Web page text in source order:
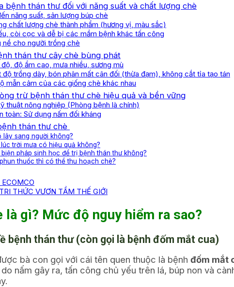
bệnh thán thư đối với năng suất và chất lượng chè
năng suất, sản lượng búp chè
chất lượng chè thành phẩm (hương vị, màu sắc)
còi cọc và dễ bị các mầm bệnh khác tấn công
nề cho người trồng chè
thán thư cây chè bùng phát
độ ẩm cao, mưa nhiều, sương mù
trồng dày, bón phân mất cân đối (thừa đạm), không cắt tỉa tạo tán
mẫn cảm của các giống chè khác nhau
trừ bệnh thán thư chè hiệu quả và bền vững
thuật nông nghiệp (Phòng bệnh là chính)
toàn: Sử dụng nấm đối kháng
thán thư chè
lây sang người không?
trời mưa có hiệu quả không?
pháp sinh học để trị bệnh thán thư không?
thuốc thì có thể thu hoạch chè?
THỨC VƯƠN TẦM THẾ GIỚI
là gì? Mức độ nguy hiểm ra sao?
bệnh thán thư (còn gọi là bệnh đốm mắt cua)
bà con gọi với cái tên quen thuộc là bệnh đốm mắt
nấm gây ra, tấn công chủ yếu trên lá, búp non và